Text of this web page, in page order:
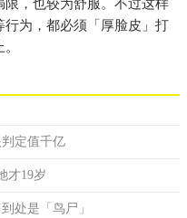
限，也较为舒服。不过这样
为，都必须「厚脸皮」打
定值千亿
才19岁
处是「鸟尸」